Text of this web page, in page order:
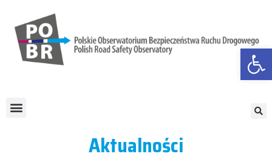
Aktualności